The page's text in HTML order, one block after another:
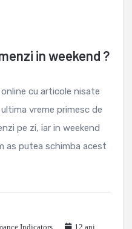
in weekend ?
cu articole nisate
vreme primesc de
pe zi, iar in weekend
as putea schimba acest
Indicators 12 ani